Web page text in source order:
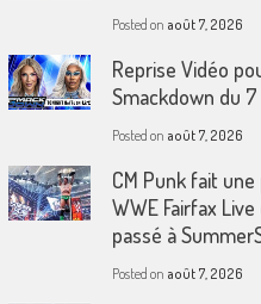
Posted on août 7, 2026
Reprise Vidéo
Smackdown du
Posted on août 7, 2026
CM Punk fait
WWE Fairfax
passé à
Posted on août 7, 2026